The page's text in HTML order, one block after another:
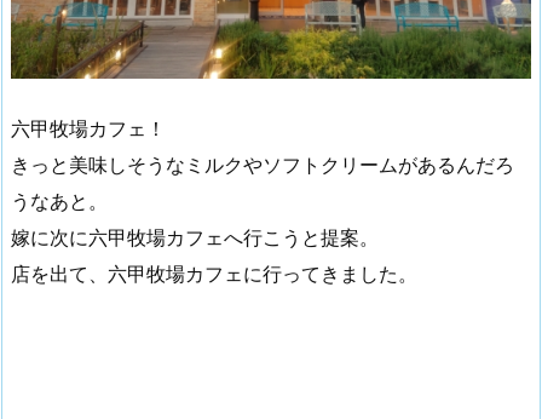
六甲牧場カフェ！
きっと美味しそうなミルクやソフトクリームがあるんだろ
うなあと。
嫁に次に六甲牧場カフェへ行こうと提案。
店を出て、六甲牧場カフェに行ってきました。